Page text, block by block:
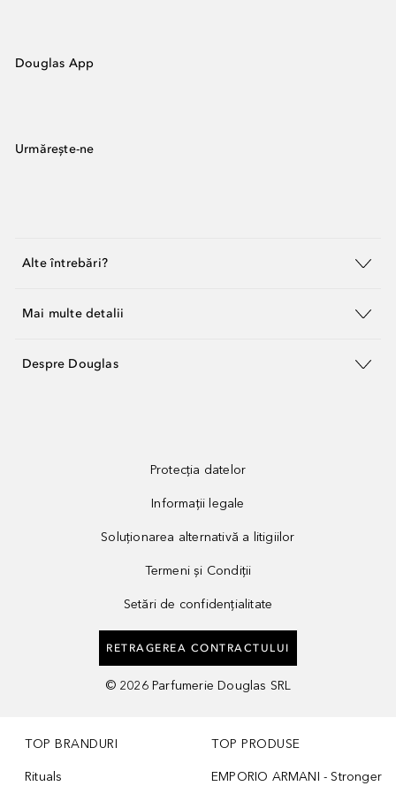
Douglas App
Urmărește-ne
Alte întrebări?
Mai multe detalii
Despre Douglas
Protecția datelor
Informații legale
Soluționarea alternativă a litigiilor
Termeni și Condiții
Setări de confidențialitate
RETRAGEREA CONTRACTULUI
© 2026 Parfumerie Douglas SRL
TOP BRANDURI
Rituals
TOP PRODUSE
EMPORIO ARMANI - Stronger